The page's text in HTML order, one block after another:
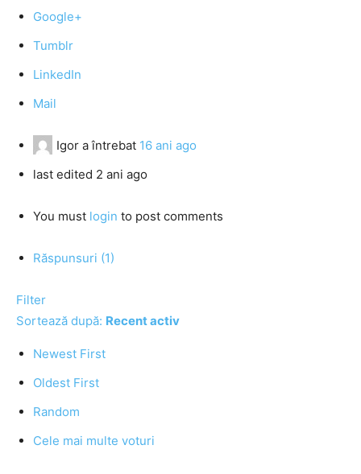
Google+
Tumblr
LinkedIn
Mail
Igor a întrebat 16 ani ago
last edited 2 ani ago
You must login to post comments
Răspunsuri (1)
Filter
Sortează după: Recent activ
Newest First
Oldest First
Random
Cele mai multe voturi